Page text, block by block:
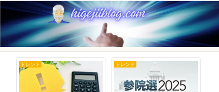
トレンド トレンド